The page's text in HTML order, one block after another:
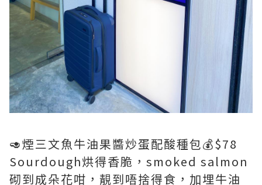
🥑煙三文魚牛油果醬炒蛋配酸種包💰$78
Sourdough烘得香脆，smoked salmon
砌到成朵花咁，靚到唔捨得食，加埋牛油